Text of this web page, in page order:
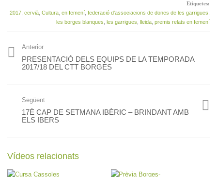
Meninas
Crònica FC Borges (1) –
CE Júpiter (0)
al torneig estatal de
Etiquetes:
2017 cervià Cultura en femení federació d'associacions de dones de les garrigues
les borges blanques les garrigues lleida premis relats en femení
Anterior
PRESENTACIÓ DELS EQUIPS DE LA TEMPORADA
2017/18 DEL CTT BORGES
Següent
17È CAP DE SETMANA IBÈRIC – BRINDANT AMB
ELS IBERS
Vídeos relacionats